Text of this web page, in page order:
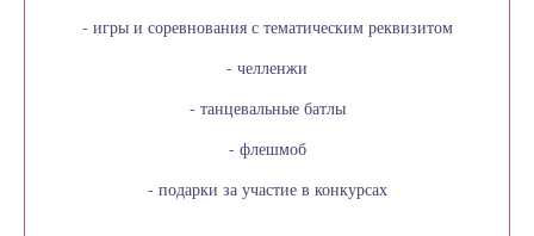
- игры и соревнования с тематическим реквизитом
- челленжи
- танцевальные батлы
- флешмоб
- подарки за участие в конкурсах